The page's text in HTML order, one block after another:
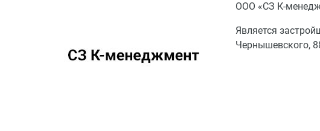
ООО «СЗ К-
Является
Чернышевского,